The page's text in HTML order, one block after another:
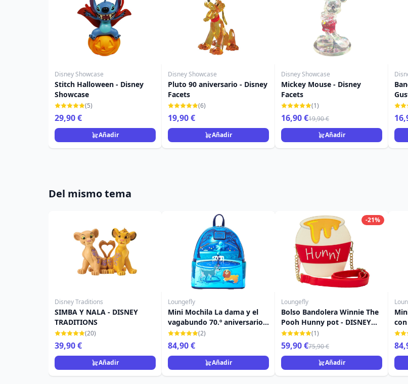
Disney Showcase
Stitch Halloween - Disney
Showcase
(5)
29,90 €
Añadir
Disney Showcase
Pluto 90 aniversario - Disney
Facets
(6)
19,90 €
Añadir
Disney Showcase
Mickey Mouse - Disney
Facets
(1)
16,90 €19,90 €
Añadir
Del mismo tema
Disney Traditions
SIMBA Y NALA - DISNEY
TRADITIONS
(20)
39,90 €
Añadir
Loungefly
Mini Mochila La dama y el
vagabundo 70.º aniversario -
DISNEY LOUNGEFLY
(2)
84,90 €
Añadir
-21%
Loungefly
Bolso Bandolera Winnie The
Pooh Hunny pot - DISNEY
LOUNGEFLY
(1)
59,90 €75,90 €
Añadir